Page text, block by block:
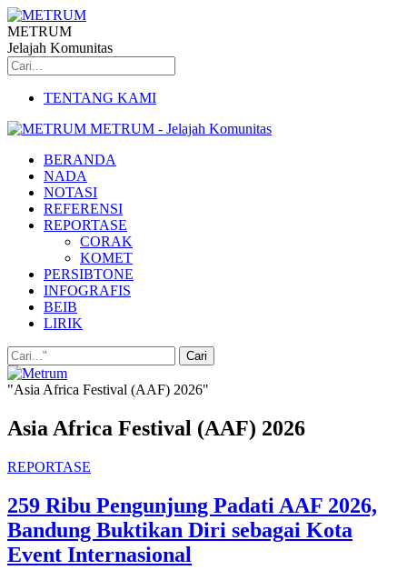
METRUM
Jelajah Komunitas
TENTANG KAMI
METRUM - Jelajah Komunitas
BERANDA
NADA
NOTASI
REFERENSI
REPORTASE
CORAK
KOMET
PERSIBTONE
INFOGRAFIS
BEIB
LIRIK
"Asia Africa Festival (AAF) 2026"
Asia Africa Festival (AAF) 2026
REPORTASE
259 Ribu Pengunjung Padati AAF 2026,
Bandung Buktikan Diri sebagai Kota
Event Internasional